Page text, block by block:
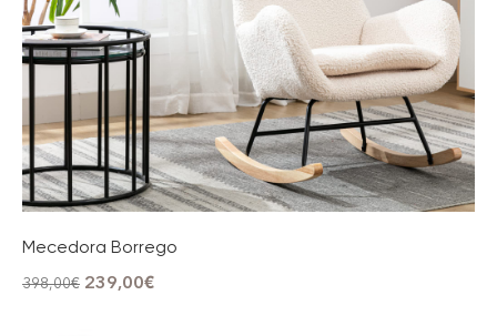
Mecedora Borrego
398,00€ 239,00€